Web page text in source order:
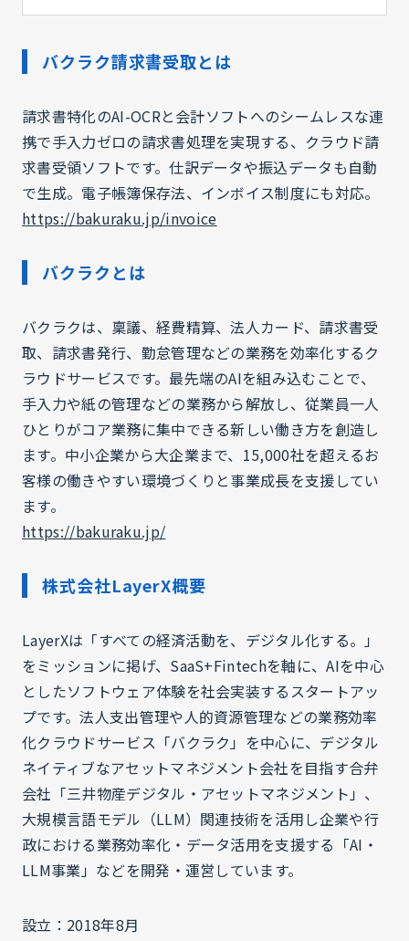
バクラク請求書受取とは
請求書特化のAI-OCRと会計ソフトへのシームレスな連
携で手入力ゼロの請求書処理を実現する、クラウド請
求書受領ソフトです。仕訳データや振込データも自動
で生成。電子帳簿保存法、インボイス制度にも対応。
https://bakuraku.jp/invoice
バクラクとは
バクラクは、稟議、経費精算、法人カード、請求書受
取、請求書発行、勤怠管理などの業務を効率化するク
ラウドサービスです。最先端のAIを組み込むことで、
手入力や紙の管理などの業務から解放し、従業員一人
ひとりがコア業務に集中できる新しい働き方を創造し
ます。中小企業から大企業まで、15,000社を超えるお
客様の働きやすい環境づくりと事業成長を支援してい
ます。
https://bakuraku.jp/
株式会社LayerX概要
LayerXは「すべての経済活動を、デジタル化する。」
をミッションに掲げ、SaaS+Fintechを軸に、AIを中心
としたソフトウェア体験を社会実装するスタートアッ
プです。法人支出管理や人的資源管理などの業務効率
化クラウドサービス「バクラク」を中心に、デジタル
ネイティブなアセットマネジメント会社を目指す合弁
会社「三井物産デジタル・アセットマネジメント」、
大規模言語モデル（LLM）関連技術を活用し企業や行
政における業務効率化・データ活用を支援する「AI・
LLM事業」などを開発・運営しています。
設立：2018年8月